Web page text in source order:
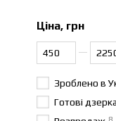
Ціна, грн
Зроблено в
Готові